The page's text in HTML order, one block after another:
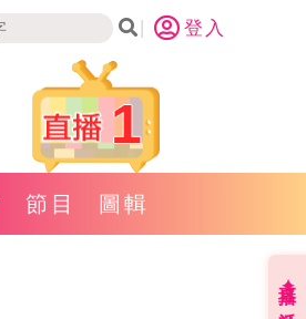
登入
1
節目 圖輯
直播✦活動